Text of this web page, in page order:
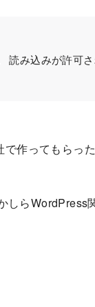
読み込みが許可
作ってもらっ
らWordPress